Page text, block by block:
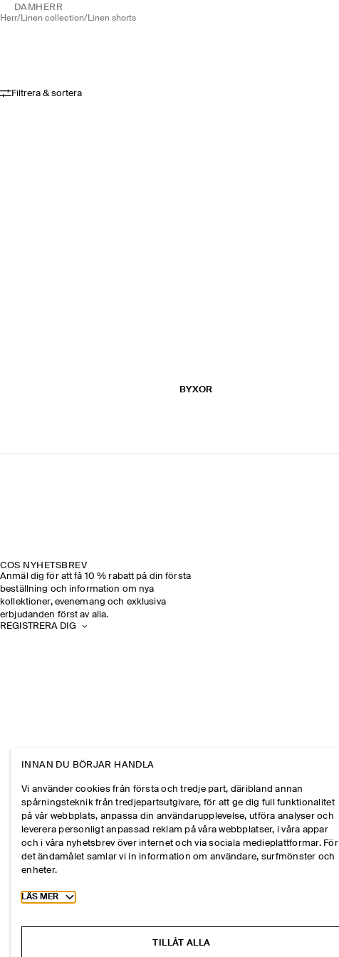
DAM HERR
herr/ linen collection/ linen shorts
Filtrera & sortera
BYXOR
COS NYHETSBREV
Anmäl dig för att få 10 % rabatt på din första
beställning och information om nya
kollektioner, evenemang och exklusiva
erbjudanden först av alla.
REGISTRERA DIG
INNAN DU BÖRJAR HANDLA
Vi använder cookies från första och tredje part, däribland annan
spårningsteknik från tredjepartsutgivare, för att ge dig full funktionalitet
på vår webbplats, anpassa din användarupplevelse, utföra analyser och
leverera personligt anpassad reklam på våra webbplatser, i våra appar
och i våra nyhetsbrev över internet och via sociala medieplattformar. För
det ändamålet samlar vi in information om användare, surfmönster och
enheter.
Toggle more cookie information
LÄS MER
TILLÅT ALLA